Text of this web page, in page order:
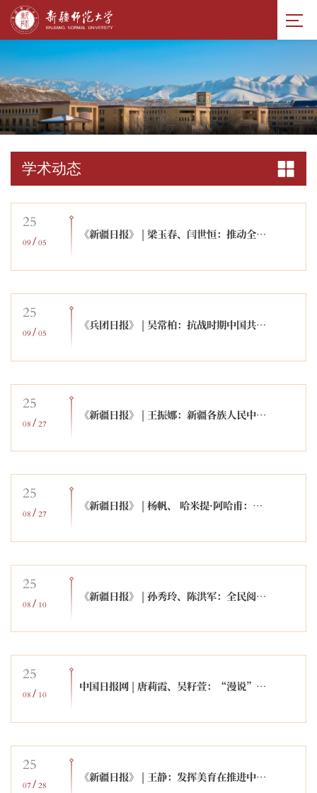
学术动态
25
09/ 05
《新疆日报》 | 梁玉春、闫世恒：推动全民阅读的科学指引
25
09/ 05
《兵团日报》 | 吴常柏：抗战时期中国共产党人在新疆的贡献
25
08 / 27
《新疆日报》 | 王振娜：新疆各族人民中华民族共同体意识的空前增强
25
08 / 27
《新疆日报》 | 杨帆、 哈米提·阿哈甫：科技赋能全民阅读高质量发展
25
08 / 10
《新疆日报》 | 孙秀玲、陈洪军：全民阅读助力文化润疆的价值与路径
25
08 / 10
中国日报网 | 唐莉霞、吴籽萱：“漫说”廉政“画扬”正气——评第二届“清风扬正气 廉洁守初心”全国漫画作品展
25
07/ 28
《新疆日报》 | 王静：发挥美育在推进中华民族共同体建设中的作用